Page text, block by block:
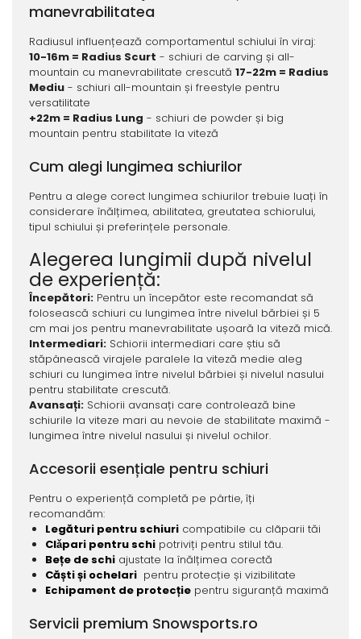
manevrabilitatea
Radiusul influențează comportamentul schiului în viraj:
10-16m = Radius Scurt - schiuri de carving și all-
mountain cu manevrabilitate crescută 17-22m = Radius
Mediu- schiuri all-mountain și freestyle pentru
versatilitate
+22m = Radius Lung - schiuri de powder și big
mountain pentru stabilitate la viteză
Cum alegi lungimea schiurilor
Pentru a alege corect lungimea schiurilor trebuie luați în
considerare înălțimea, abilitatea, greutatea schiorului,
tipul schiului și preferințele personale.
Alegerea lungimii după nivelul
de experiență:
Începători:Pentru un începător este recomandat să
folosească schiuri cu lungimea între nivelul bărbiei și 5
cm mai jos pentru manevrabilitate ușoară la viteză mică.
Intermediari:Schiorii intermediari care știu să
stăpânească virajele paralele la viteză medie aleg
schiuri cu lungimea între nivelul bărbiei și nivelul nasului
pentru stabilitate crescută.
Avansați:Schiorii avansați care controlează bine
schiurile la viteze mari au nevoie de stabilitate maximă -
lungimea între nivelul nasului și nivelul ochilor.
Accesorii esențiale pentru schiuri
Pentru o experiență completă pe pârtie, îți
recomandăm:
Legături pentru schiuricompatibile cu clãparii tăi
Clǎpari pentru schipotriviți pentru stilul tãu.
Bețe de schiajustate la înălțimea corectă
Căști și ochelari pentru protecție și vizibilitate
Echipament de protecțiepentru siguranță maximă
Servicii premium Snowsports.ro